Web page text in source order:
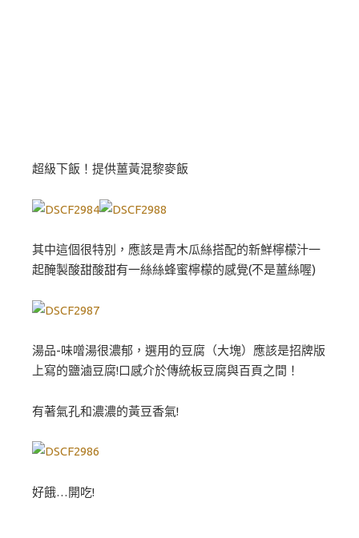
超級下飯！提供薑黃混黎麥飯
其中這個很特別，應該是青木瓜絲搭配的新鮮檸檬汁一
起醃製酸甜酸甜有一絲絲蜂蜜檸檬的感覺(不是薑絲喔)
湯品-味噌湯很濃郁，選用的豆腐（大塊）應該是招牌版
上寫的鹽滷豆腐!口感介於傳統板豆腐與百頁之間！
有著氣孔和濃濃的黃豆香氣!
好餓…開吃!